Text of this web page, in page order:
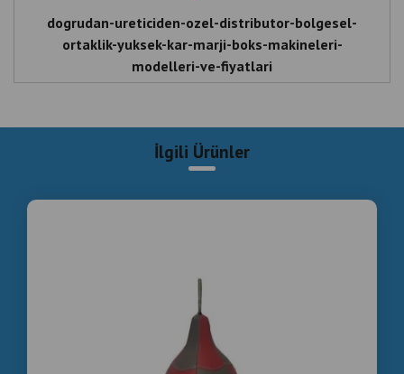
dogrudan-ureticiden-ozel-distributor-bolgesel-
ortaklik-yuksek-kar-marji-boks-makineleri-
modelleri-ve-fiyatlari
дистрибутор, регионално партньорство, висок
марж на печалба, модели и цени на боксови
машини
Direct from the manufacturer, exclusive distributor,
Direkt vom Hersteller, exklusiver Vertriebspartner,
regionale Partnerschaft, hohe Gewinnspanne,
Boxmaschinenmodelle und Preise
Doğrudan , Üreticiden , Özel , Distribütör , Bölgesel ,
İlgili Ürünler